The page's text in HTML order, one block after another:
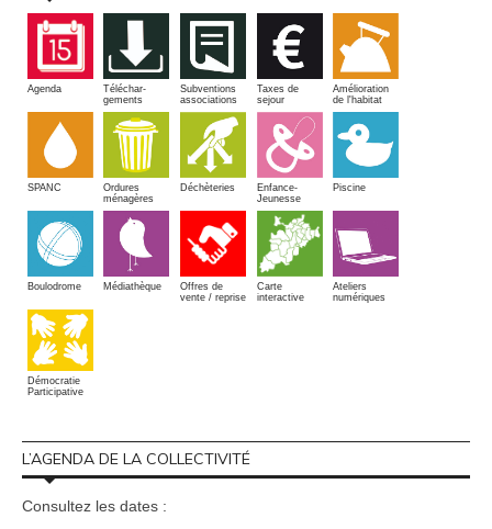
Agenda
Téléchar-
gements
Subventions
associations
Taxes de
sejour
Amélioration
de l'habitat
SPANC
Ordures
ménagères
Déchèteries
Enfance-
Jeunesse
Piscine
Boulodrome Médiathèque
Offres de
vente / reprise
Carte
interactive
Ateliers
numériques
Démocratie
Participative
L’AGENDA DE LA COLLECTIVITÉ
Consultez les dates :